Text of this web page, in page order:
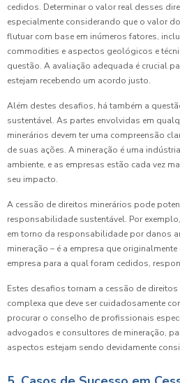
cedidos. Determinar o valor real desses
especialmente considerando que o valor
flutuar com base em inúmeros fatores,
commodities e aspectos geológicos e
questão. A avaliação adequada é crucial
estejam recebendo um acordo justo.
Além destes desafios, há também a
sustentável. As partes envolvidas em
minerários devem ter uma compreensão
de suas ações. A mineração é uma
ambiente, e as empresas estão cada vez
seu impacto.
A cessão de direitos minerários pode
responsabilidade sustentável. Por
em torno da responsabilidade por danos
mineração – é a empresa que
empresa para a qual foram cedidos,
Estes desafios tornam a cessão de
complexa que deve ser cuidadosamente
procurar o conselho de profissionais
advogados e consultores de mineração,
aspectos estejam sendo devidamente